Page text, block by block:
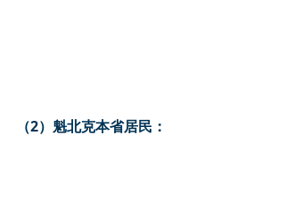
（2）魁北克本省居民：